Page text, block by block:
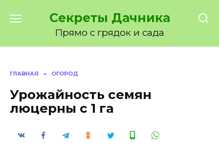
Секреты Дачника
Прямо с грядок и сада
ГЛАВНАЯ » ОГОРОД
Урожайность семян
люцерны с 1 га